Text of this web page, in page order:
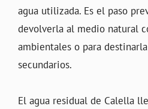
agua utilizada. Es el paso
devolverla al medio natural
ambientales o para
secundarios.
El agua residual de Calella